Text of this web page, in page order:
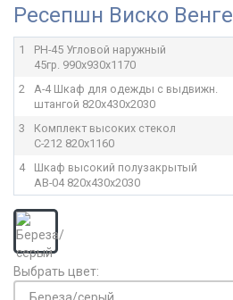
Ресепшн Виско Венге
1
РН-45 Угловой наружный
45гр. 990x930x1170
2
А-4 Шкаф для одежды с выдвижн.
штангой 820x430x2030
3
Комплект высоких стекол
С-212 820x1160
4
Шкаф высокий полузакрытый
АВ-04 820x430x2030
Выбрать цвет: